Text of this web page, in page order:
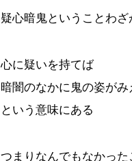
疑心暗鬼ということわざ
心に疑いを持てば
暗闇のなかに鬼の姿がみ
という意味にある
つまりなんでもなかった